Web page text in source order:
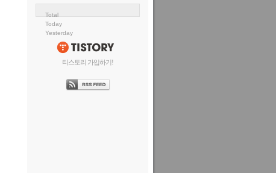
Total
Today
Yesterday
티스토리 가입하기!